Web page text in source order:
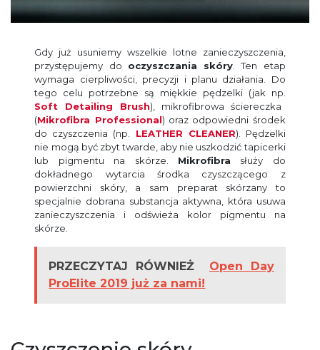
Gdy już usuniemy wszelkie lotne zanieczyszczenia,
przystępujemy do oczyszczania skóry . Ten etap
wymaga cierpliwości, precyzji i planu działania. Do
tego celu potrzebne są miękkie pędzelki (jak np.
Soft Detailing Brush), mikrofibrowa ściereczka
(Mikrofibra Professional) oraz odpowiedni środek
do czyszczenia (np. LEATHER CLEANER). Pędzelki
nie mogą być zbyt twarde, aby nie uszkodzić tapicerki
lub pigmentu na skórze. Mikrofibra służy do
dokładnego wytarcia środka czyszczącego z
powierzchni skóry, a sam preparat skórzany to
specjalnie dobrana substancja aktywna, która usuwa
zanieczyszczenia i odświeża kolor pigmentu na
skórze.
PRZECZYTAJ RÓWNIEŻ
Open Day
ProElite 2019 już za nami!